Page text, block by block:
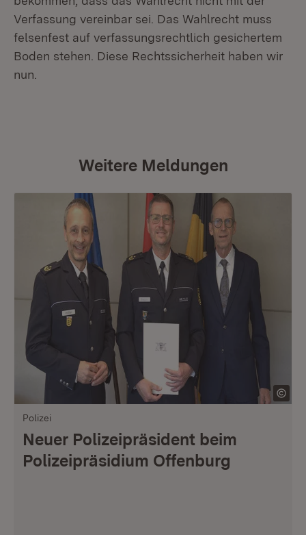
Verfassung vereinbar sei. Das Wahlrecht muss
felsenfest auf verfassungsrechtlich gesichertem
Boden stehen. Diese Rechtssicherheit haben wir
nun.
Weitere Meldungen
Polizei
Neuer Polizeipräsident beim
Polizeipräsidium Offenburg